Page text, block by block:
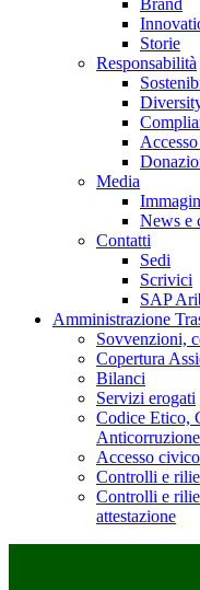
Brand
Storie
Responsabilità
Media
News e
Contatti
Sedi
Scrivici
SAP
Amministrazione
Sovvenzioni,
Copertura
Bilanci
Servizi erogati
Codice Etico,
Anticorruzione
Accesso civico
Controlli e
Controlli e
attestazione